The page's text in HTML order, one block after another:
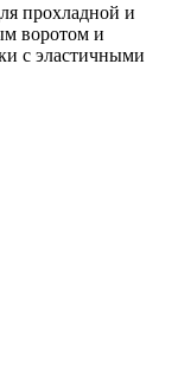
прохладной и
воротом и
с эластичными